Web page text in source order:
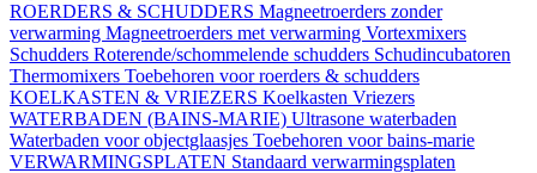
ROERDERS & SCHUDDERS Magneetroerders zonder
verwarming Magneetroerders met verwarming Vortexmixers
Schudders Roterende/schommelende schudders Schudincubatoren
Thermomixers Toebehoren voor roerders & schudders
KOELKASTEN & VRIEZERS Koelkasten Vriezers
WATERBADEN (BAINS-MARIE) Ultrasone waterbaden
Waterbaden voor objectglaasjes Toebehoren voor bains-marie
VERWARMINGSPLATEN Standaard verwarmingsplaten